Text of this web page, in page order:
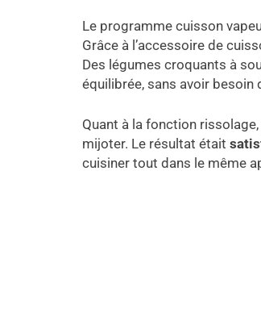
Le programme cuisson
Grâce à l’accessoire de
Des légumes croquants à
équilibrée, sans avoir
Quant à la fonction
mijoter. Le résultat était
cuisiner tout dans le même